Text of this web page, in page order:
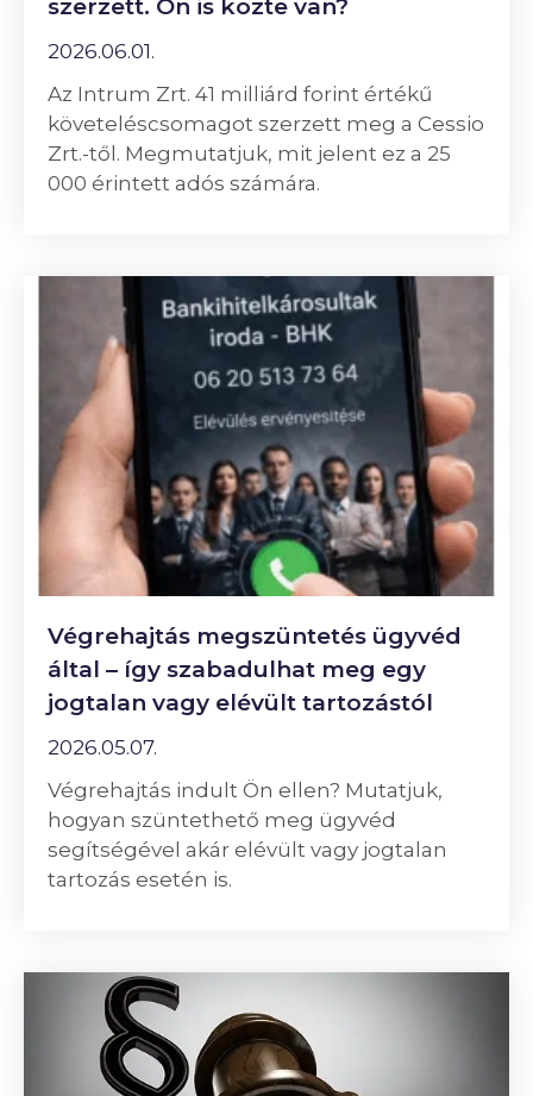
szerzett. Ön is közte van?
2026.06.01.
Az Intrum Zrt. 41 milliárd forint értékű
követeléscsomagot szerzett meg a Cessio
Zrt.-től. Megmutatjuk, mit jelent ez a 25
000 érintett adós számára.
Végrehajtás megszüntetés ügyvéd
által – így szabadulhat meg egy
jogtalan vagy elévült tartozástól
2026.05.07.
Végrehajtás indult Ön ellen? Mutatjuk,
hogyan szüntethető meg ügyvéd
segítségével akár elévült vagy jogtalan
tartozás esetén is.